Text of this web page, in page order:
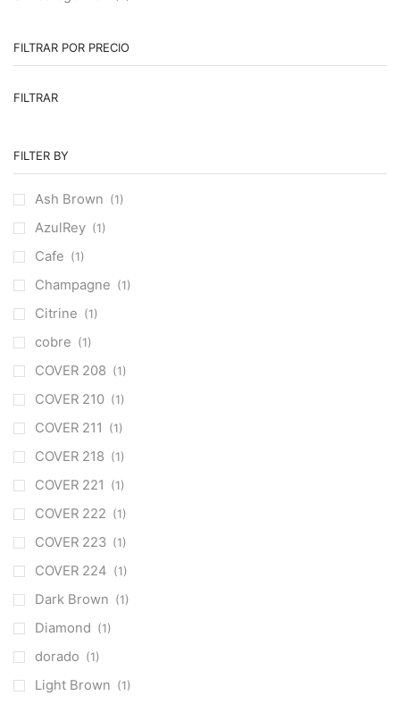
FILTRAR POR PRECIO
FILTRAR
FILTER BY
Ash Brown (1)
AzulRey (1)
Cafe (1)
Champagne (1)
Citrine (1)
cobre (1)
COVER 208 (1)
COVER 210 (1)
COVER 211 (1)
COVER 218 (1)
COVER 221 (1)
COVER 222 (1)
COVER 223 (1)
COVER 224 (1)
Dark Brown (1)
Diamond (1)
dorado (1)
Light Brown (1)